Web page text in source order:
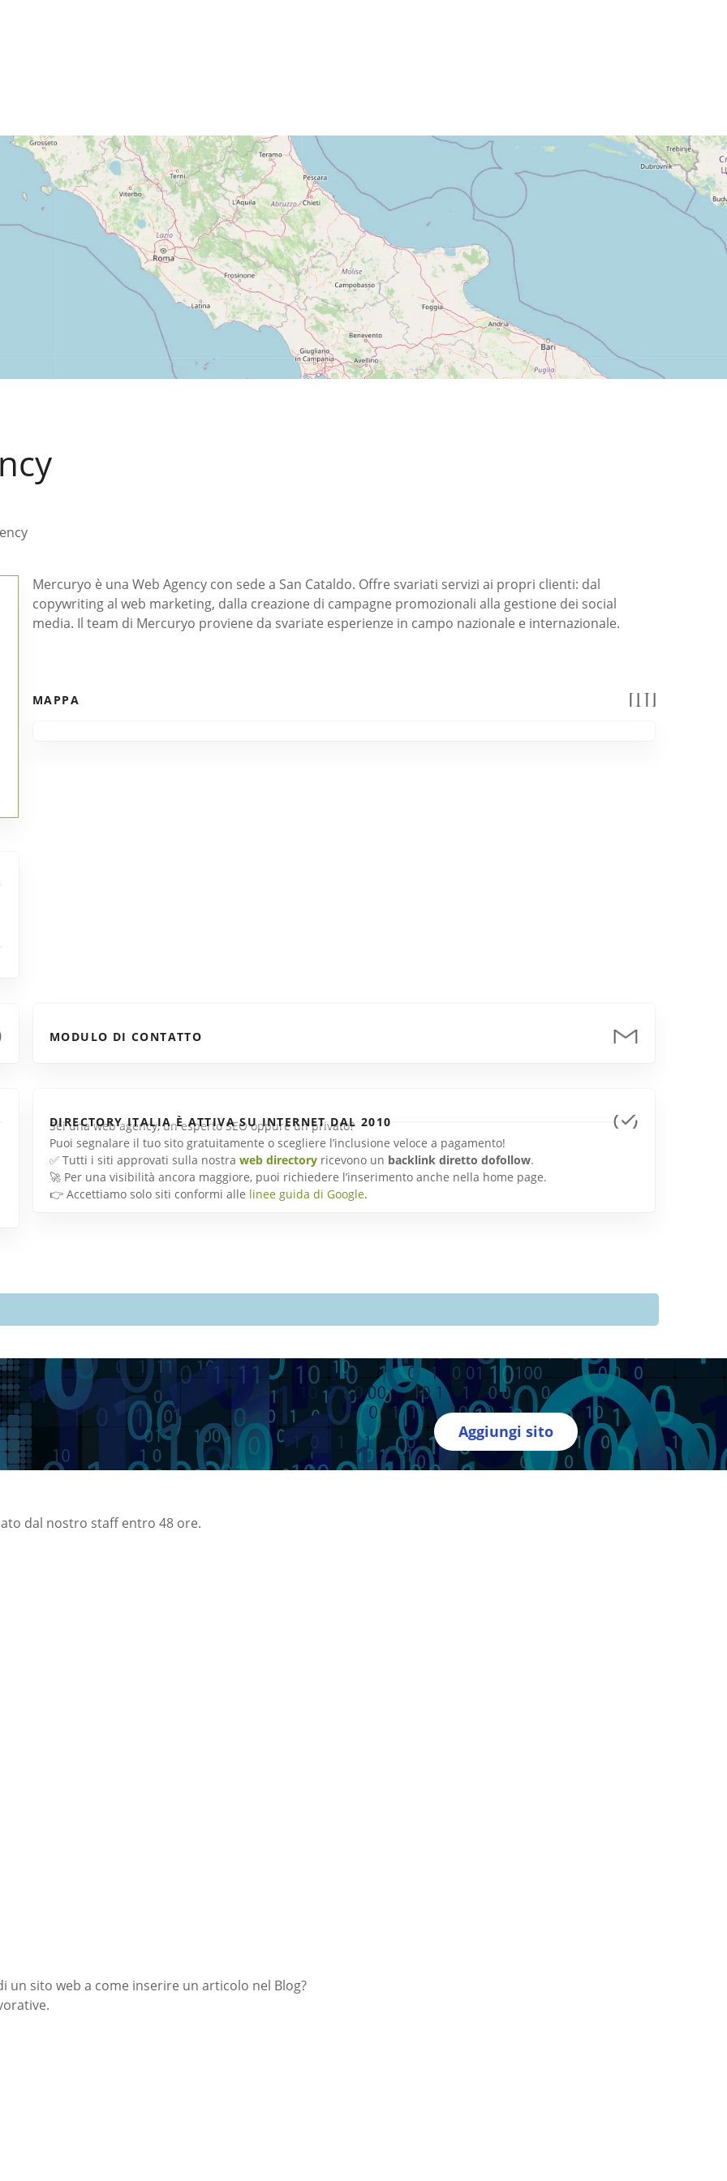
Mercuryo è una Web Agency con sede a San Cataldo. Offre svariati servizi ai propri clienti: dal
copywriting al web marketing, dalla creazione di campagne promozionali alla gestione dei social
media. Il team di Mercuryo proviene da svariate esperienze in campo nazionale e internazionale.
MAPPA
MODULO DI CONTATTO
DIRECTORY ITALIA È ATTIVA SU INTERNET DAL 2010
Sei una web agency, un esperto SEO oppure un privato?
Puoi segnalare il tuo sito gratuitamente o scegliere l’inclusione veloce a pagamento!
✅ Tutti i siti approvati sulla nostra web directoryricevono un backlink diretto dofollow.
🚀 Per una visibilità ancora maggiore, puoi richiedere l’inserimento anche nella home page.
👉 Accettiamo solo siti conformi alle linee guida di Google.
Aggiungi sito
dal nostro staff entro 48 ore.
un sito web a come inserire un articolo nel Blog?